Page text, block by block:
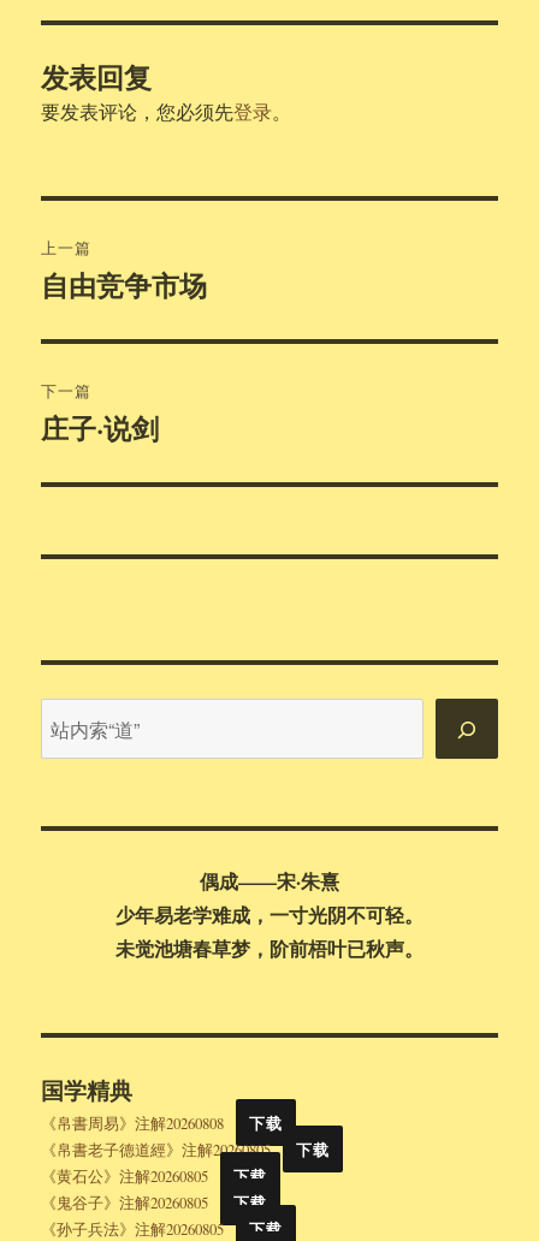
发表回复
要发表评论，您必须先登录。
章
航
上一篇
上
文
章：
自由竞争市场
下一篇
下
文
庄子·说剑
内
偶成——宋·朱熹
少年易老学难成，一寸光阴不可轻。
未觉池塘春草梦，阶前梧叶已秋声。
国学精典
《帛書周易》注解20260808
下载
《帛書老子德道經》注解20260805
下载
《黄石公》注解20260805
下载
《鬼谷子》注解20260805
下载
《孙子兵法》注解20260805
下载